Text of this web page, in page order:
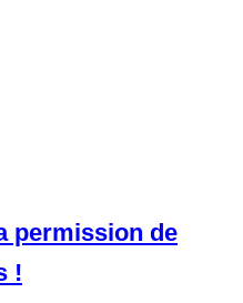
permission de
!